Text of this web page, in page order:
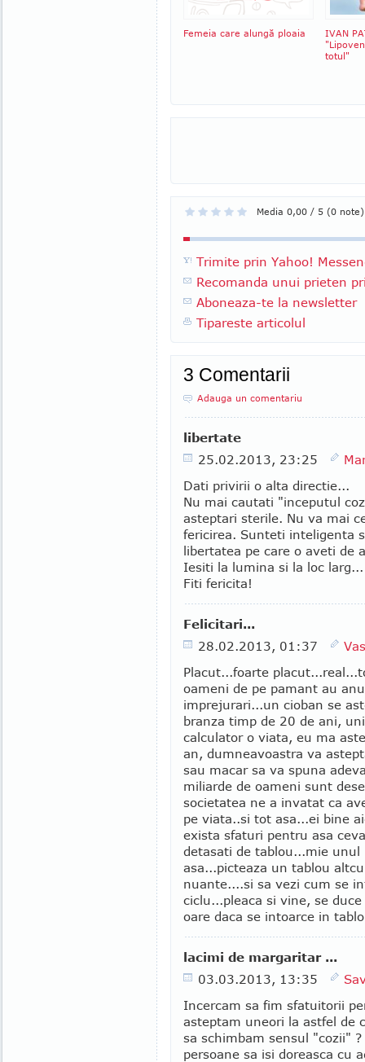
Femeia care alungă ploaia
IVAN
totul"
Media 0,00 / 5 (0 note)
Trimite prin Yahoo!
Recomanda unui prieten
Aboneaza-te la newsletter
Tipareste articolul
3 Comentarii
Adauga un comentariu
libertate
25.02.2013, 23:25
Dati privirii o alta directie...
Nu mai cautati "inceputul
asteptari sterile. Nu va mai
fericirea. Sunteti inteligenta
libertatea pe care o aveti de
Iesiti la lumina si la loc larg...
Fiti fericita!
Felicitari...
28.02.2013, 01:37
Placut...foarte
oameni de pe pamant au
imprejurari...un cioban se
branza timp de 20 de ani,
calculator o viata, eu ma
an, dumneavoastra va
sau macar sa va spuna
miliarde de oameni sunt
societatea ne a invatat ca
pe viata..si tot asa...ei bine
exista sfaturi pentru asa
detasati de tablou...mie
asa...picteaza un tablou
nuante....si sa vezi cum se
ciclu...pleaca si vine, se
oare daca se intoarce in
lacimi de margaritar ...
03.03.2013, 13:35
Incercam sa fim sfatuitorii
asteptam uneori la astfel de
sa schimbam sensul "cozii"
persoane sa isi doreasca cu